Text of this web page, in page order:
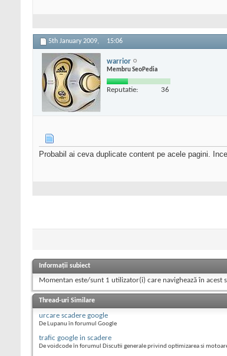
5th January 2009, 15:06
warrior
Membru SeoPedia
Reputatie: 36
Probabil ai ceva duplicate content pe acele pagini.
Informații subiect
Momentan este/sunt 1 utilizator(i) care navighează în acest
Thread-uri Similare
urcare scadere google
De Lupanu în forumul Google
trafic google in scadere
De voidcode în forumul Discutii generale privind optimizarea si